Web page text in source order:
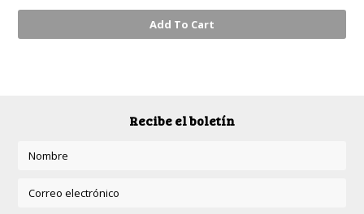
Add To Cart
Recibe el boletín